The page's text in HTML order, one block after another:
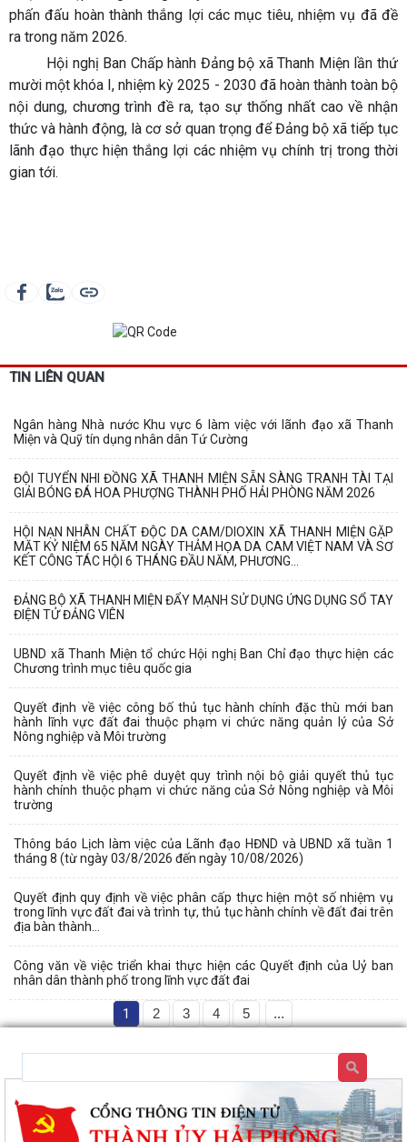
phấn đấu hoàn thành thắng lợi các mục tiêu, nhiệm vụ đã đề
ra trong năm 2026.
Hội nghị Ban Chấp hành Đảng bộ xã Thanh Miện lần thứ
mười một khóa I, nhiệm kỳ 2025 - 2030 đã hoàn thành toàn bộ
nội dung, chương trình đề ra, tạo sự thống nhất cao về nhận
thức và hành động, là cơ sở quan trọng để Đảng bộ xã tiếp tục
lãnh đạo thực hiện thắng lợi các nhiệm vụ chính trị trong thời
gian tới.
TIN LIÊN QUAN
Ngân hàng Nhà nước Khu vực 6 làm việc với lãnh đạo xã Thanh
Miện và Quỹ tín dụng nhân dân Tứ Cường
ĐỘI TUYỂN NHI ĐỒNG XÃ THANH MIỆN SẴN SÀNG TRANH TÀI TẠI
GIẢI BÓNG ĐÁ HOA PHƯỢNG THÀNH PHỐ HẢI PHÒNG NĂM 2026
HỘI NẠN NHÂN CHẤT ĐỘC DA CAM/DIOXIN XÃ THANH MIỆN GẶP
MẶT KỶ NIỆM 65 NĂM NGÀY THẢM HỌA DA CAM VIỆT NAM VÀ SƠ
KẾT CÔNG TÁC HỘI 6 THÁNG ĐẦU NĂM, PHƯƠNG...
ĐẢNG BỘ XÃ THANH MIỆN ĐẨY MẠNH SỬ DỤNG ỨNG DỤNG SỔ TAY
ĐIỆN TỬ ĐẢNG VIÊN
UBND xã Thanh Miện tổ chức Hội nghị Ban Chỉ đạo thực hiện các
Chương trình mục tiêu quốc gia
Quyết định về việc công bố thủ tục hành chính đặc thù mới ban
hành lĩnh vực đất đai thuộc phạm vi chức năng quản lý của Sở
Nông nghiệp và Môi trường
Quyết định về việc phê duyệt quy trình nội bộ giải quyết thủ tục
hành chính thuộc phạm vi chức năng của Sở Nông nghiệp và Môi
trường
Thông báo Lịch làm việc của Lãnh đạo HĐND và UBND xã tuần 1
tháng 8 (từ ngày 03/8/2026 đến ngày 10/08/2026)
Quyết định quy định về việc phân cấp thực hiện một số nhiệm vụ
trong lĩnh vực đất đai và trình tự, thủ tục hành chính về đất đai trên
địa bàn thành...
Công văn về việc triển khai thực hiện các Quyết định của Uỷ ban
nhân dân thành phố trong lĩnh vực đất đai
1 2 3 4 5 ...